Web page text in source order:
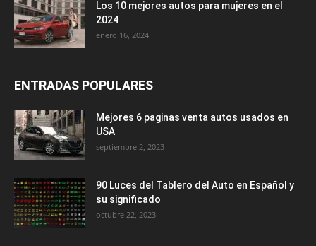
Los 10 mejores autos para mujeres en el
2024
enero 16, 2024
ENTRADAS POPULARES
Mejores 6 paginas venta autos usados en
USA
septiembre 2, 2023
90 Luces del Tablero del Auto en Español y
su significado
octubre 22, 2023